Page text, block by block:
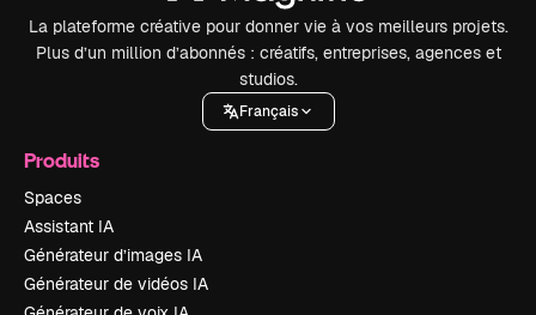
La plateforme créative pour donner vie à vos meilleurs projets.
Plus d’un million d’abonnés : créatifs, entreprises, agences et
studios.
Français
Produits
Spaces
Assistant IA
Générateur d’images IA
Générateur de vidéos IA